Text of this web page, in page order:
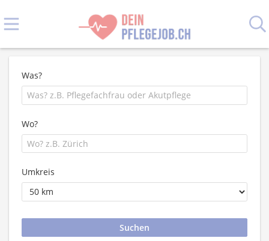
Was?
Wo?
Umkreis